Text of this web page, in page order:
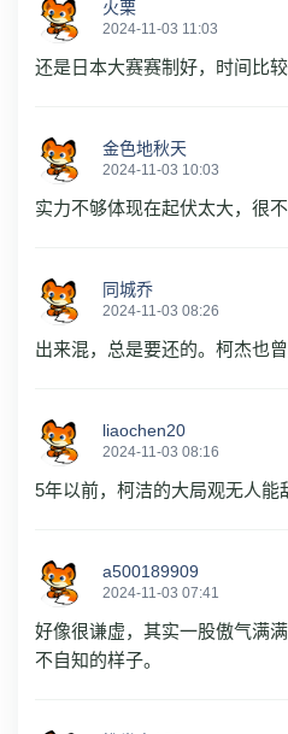
火栗
2024-11-03 11:03
还是日本大赛赛制好，时间比
金色地秋天
2024-11-03 10:03
实力不够体现在起伏太大，很
同城乔
2024-11-03 08:26
出来混，总是要还的。柯杰也曾
liaochen20
2024-11-03 08:16
5年以前，柯洁的大局观无人能
a500189909
2024-11-03 07:41
好像很谦虚，其实一股傲气满
不自知的样子。